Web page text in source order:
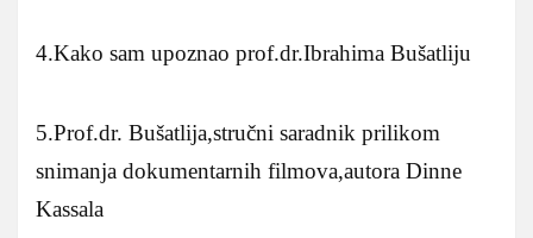
4.Kako sam upoznao prof.dr.Ibrahima Bušatliju
5.Prof.dr. Bušatlija,stručni saradnik prilikom
snimanja dokumentarnih filmova,autora Dinne
Kassala